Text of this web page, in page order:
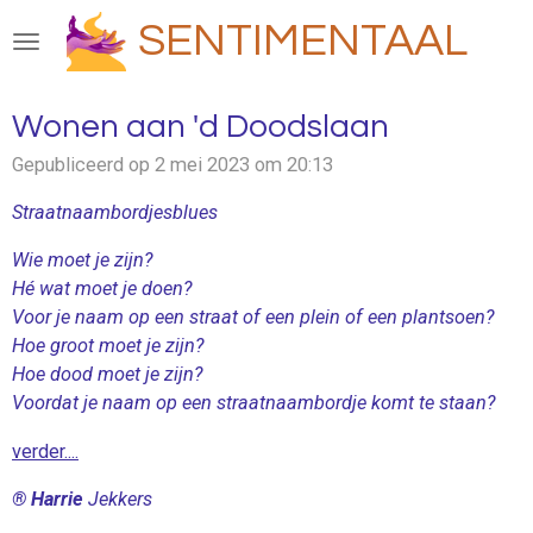
direct
de
hoofdinhoud
SENTIMENTAAL
Wonen aan 'd Doodslaan
Gepubliceerd op 2 mei 2023 om 20:13
Straatnaambordjesblues
Wie moet je zijn?
Hé wat moet je doen?
Voor je naam op een straat of een plein of een plantsoen?
Hoe groot moet je zijn?
Hoe dood moet je zijn?
Voordat je naam op een straatnaambordje komt te staan?
verder....
® Harrie Jekkers